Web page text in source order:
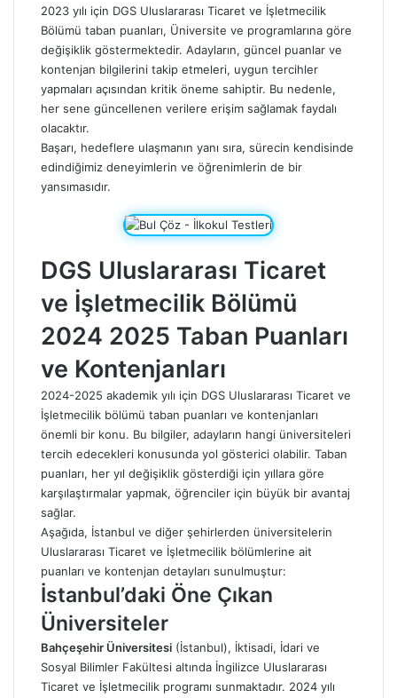
2023 yılı için DGS Uluslararası Ticaret ve İşletmecilik
Bölümü taban puanları, Üniversite ve programlarına göre
değişiklik göstermektedir. Adayların, güncel puanlar ve
kontenjan bilgilerini takip etmeleri, uygun tercihler
yapmaları açısından kritik öneme sahiptir. Bu nedenle,
her sene güncellenen verilere erişim sağlamak faydalı
olacaktır.
Başarı, hedeflere ulaşmanın yanı sıra, sürecin kendisinde
edindiğimiz deneyimlerin ve öğrenimlerin de bir
yansımasıdır.
DGS Uluslararası Ticaret
ve İşletmecilik Bölümü
2024 2025 Taban Puanları
ve Kontenjanları
2024-2025 akademik yılı için DGS Uluslararası Ticaret ve
İşletmecilik bölümü taban puanları ve kontenjanları
önemli bir konu. Bu bilgiler, adayların hangi üniversiteleri
tercih edecekleri konusunda yol gösterici olabilir. Taban
puanları, her yıl değişiklik gösterdiği için yıllara göre
karşılaştırmalar yapmak, öğrenciler için büyük bir avantaj
sağlar.
Aşağıda, İstanbul ve diğer şehirlerden üniversitelerin
Uluslararası Ticaret ve İşletmecilik bölümlerine ait
puanları ve kontenjan detayları sunulmuştur:
İstanbul’daki Öne Çıkan
Üniversiteler
Bahçeşehir Üniversitesi (İstanbul), İktisadi, İdari ve
Sosyal Bilimler Fakültesi altında İngilizce Uluslararası
Ticaret ve İşletmecilik programı sunmaktadır. 2024 yılı